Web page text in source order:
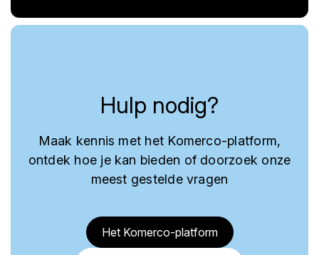
Hulp nodig?
Maak kennis met het Komerco-platform,
ontdek hoe je kan bieden of doorzoek onze
meest gestelde vragen
Het Komerco-platform